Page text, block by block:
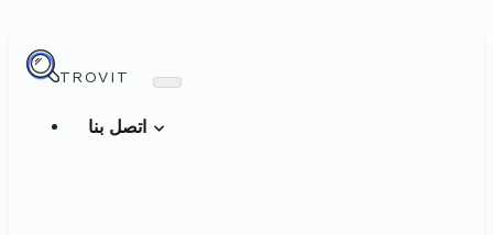
TROVIT